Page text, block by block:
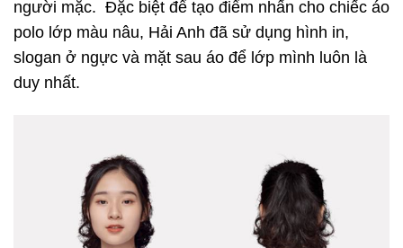
người mặc. Đặc biệt để tạo điểm nhấn cho chiếc áo
polo lớp màu nâu, Hải Anh đã sử dụng hình in,
slogan ở ngực và mặt sau áo để lớp mình luôn là
duy nhất.